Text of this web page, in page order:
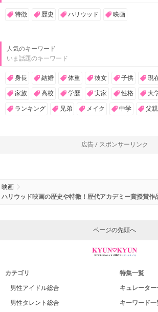
特徴 歴史 ハリウッド 映画
人気のキーワード
いま話題のキーワード
身長 結婚 体重 彼女 子供 現
家族 高校 学歴 実家 性格 大
ランキング 兄弟 メイク 中学 父親
広告 / スポンサーリンク
映画
ハリウッド映画の歴史や特徴！歴代アカデミー賞授賞作
ページの先頭へ
カテゴリ
男性アイドル総合
男性タレント総合
特集一覧
キュレーター
キーワード一